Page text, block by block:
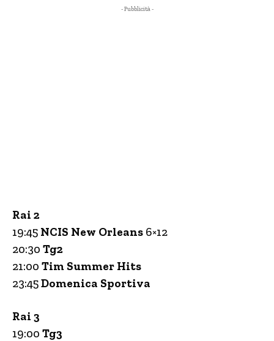
- Pubblicità -
Rai 2
19:45 NCIS New Orleans 6×12
20:30 Tg2
21:00 Tim Summer Hits
23:45Domenica Sportiva
Rai 3
19:00 Tg3